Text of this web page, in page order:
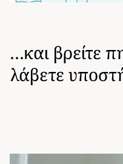
…και βρείτε
λάβετε